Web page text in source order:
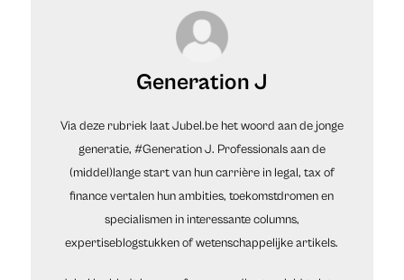
Generation J
Via deze rubriek laat Jubel.be het woord aan de jonge
generatie, #Generation J. Professionals aan de
(middel)lange start van hun carrière in legal, tax of
finance vertalen hun ambities, toekomstdromen en
specialismen in interessante columns,
expertiseblogstukken of wetenschappelijke artikels.